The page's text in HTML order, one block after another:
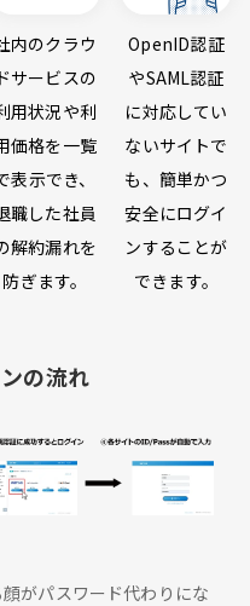
内のクラウ
ドサービスの
用状況や利
価格を一覧
表示でき、
職した社員
解約漏れを
防ぎます。
OpenID認証
やSAML認証
に対応してい
ないサイトで
も、簡単かつ
安全にログイ
ンすることが
できます。
の流れ
がパスワード代わりにな